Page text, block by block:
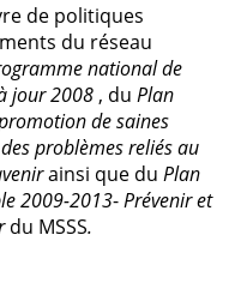
de politiques
du réseau
national de
jour 2008 , du Plan
de saines
problèmes reliés au
rainsi que du Plan
2009-2013-Prévenir et
du MSSS.